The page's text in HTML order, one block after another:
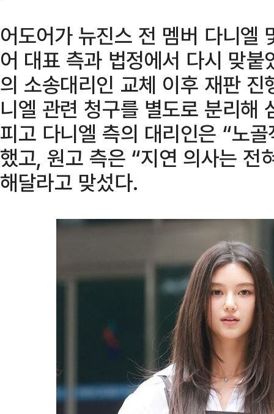
어도어가 뉴진스 전 멤버 다니엘
어 대표 측과 법정에서 다시 맞
의 소송대리인 교체 이후 재판
니엘 관련 청구를 별도로 분리해
피고 다니엘 측의 대리인은 “노
했고, 원고 측은 “지연 의사는 전
해달라고 맞섰다.